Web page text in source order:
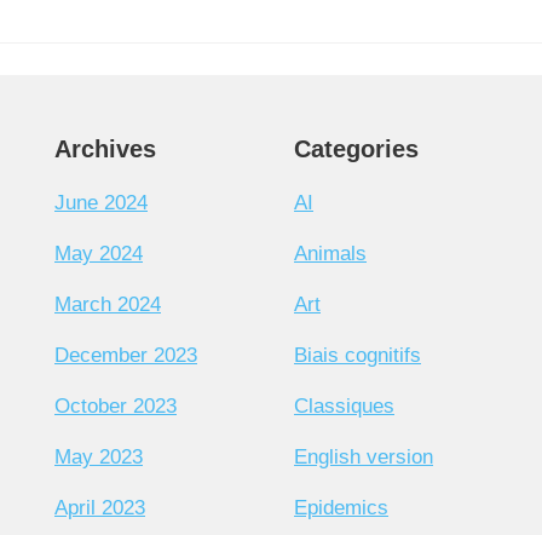
Archives
June 2024
May 2024
March 2024
December 2023
October 2023
May 2023
April 2023
Categories
AI
Animals
Art
Biais cognitifs
Classiques
English version
Epidemics